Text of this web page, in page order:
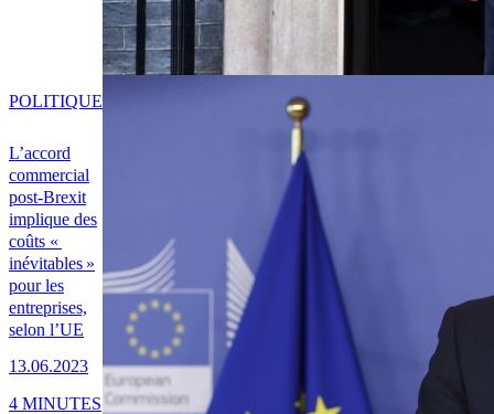
L’accord
commercial
post-Brexit
implique des
coûts «
inévitables »
pour les
entreprises,
selon l’UE
13.06.2023
POLITIQUE
4 MINUTES